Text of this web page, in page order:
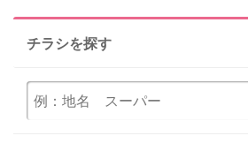
チラシを探す